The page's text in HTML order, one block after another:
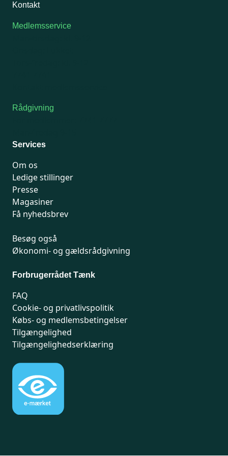
Kontakt
Medlemsservice
Rådgivning
Services
Om os
Ledige stillinger
Presse
Magasiner
Få nyhedsbrev
Besøg også
Økonomi- og gældsrådgivning
Forbrugerrådet Tænk
FAQ
Cookie- og privatlivspolitik
Købs- og medlemsbetingelser
Tilgængelighed
Tilgængelighedserklæring